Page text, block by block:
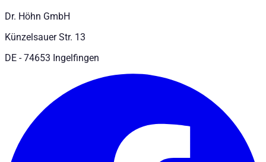
Dr. Höhn GmbH
Künzelsauer Str. 13
DE - 74653 Ingelfingen